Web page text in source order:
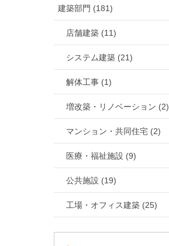
建築部門 (181)
店舗建築 (11)
システム建築 (21)
解体工事 (1)
増改築・リノベーション (2)
マンション・共同住宅 (2)
医療・福祉施設 (9)
公共施設 (19)
工場・オフィス建築 (25)